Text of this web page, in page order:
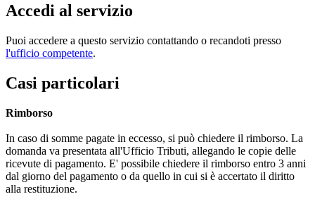
Accedi al servizio
Puoi accedere a questo servizio contattando o recandoti presso
l'ufficio competente.
Casi particolari
Rimborso
In caso di somme pagate in eccesso, si può chiedere il rimborso. La
domanda va presentata all'Ufficio Tributi, allegando le copie delle
ricevute di pagamento. E' possibile chiedere il rimborso entro 3 anni
dal giorno del pagamento o da quello in cui si è accertato il diritto
alla restituzione.